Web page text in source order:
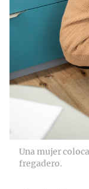
Una mujer
fregadero.